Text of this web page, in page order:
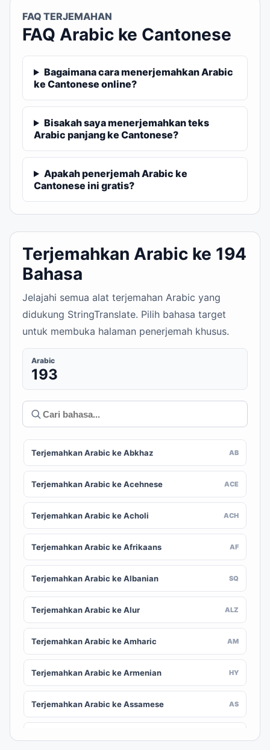
FAQ TERJEMAHAN
FAQ Arabic ke Cantonese
Bagaimana cara menerjemahkan Arabic
ke Cantonese online?
Bisakah saya menerjemahkan teks
Arabic panjang ke Cantonese?
Apakah penerjemah Arabic ke
Cantonese ini gratis?
Terjemahkan Arabic ke 194
Bahasa
Jelajahi semua alat terjemahan Arabic yang
didukung StringTranslate. Pilih bahasa target
untuk membuka halaman penerjemah khusus.
Arabic
193
Terjemahkan Arabic ke Abkhaz AB
Terjemahkan Arabic ke Acehnese ACE
Terjemahkan Arabic ke Acholi ACH
Terjemahkan Arabic ke Afrikaans AF
Terjemahkan Arabic ke Albanian SQ
Terjemahkan Arabic ke Alur ALZ
Terjemahkan Arabic ke Amharic AM
Terjemahkan Arabic ke Armenian HY
Terjemahkan Arabic ke Assamese AS